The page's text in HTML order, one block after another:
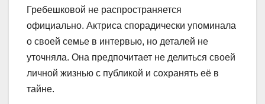
Гребешковой не распространяется
официально. Актриса спорадически упоминала
о своей семье в интервью, но деталей не
уточняла. Она предпочитает не делиться своей
личной жизнью с публикой и сохранять её в
тайне.